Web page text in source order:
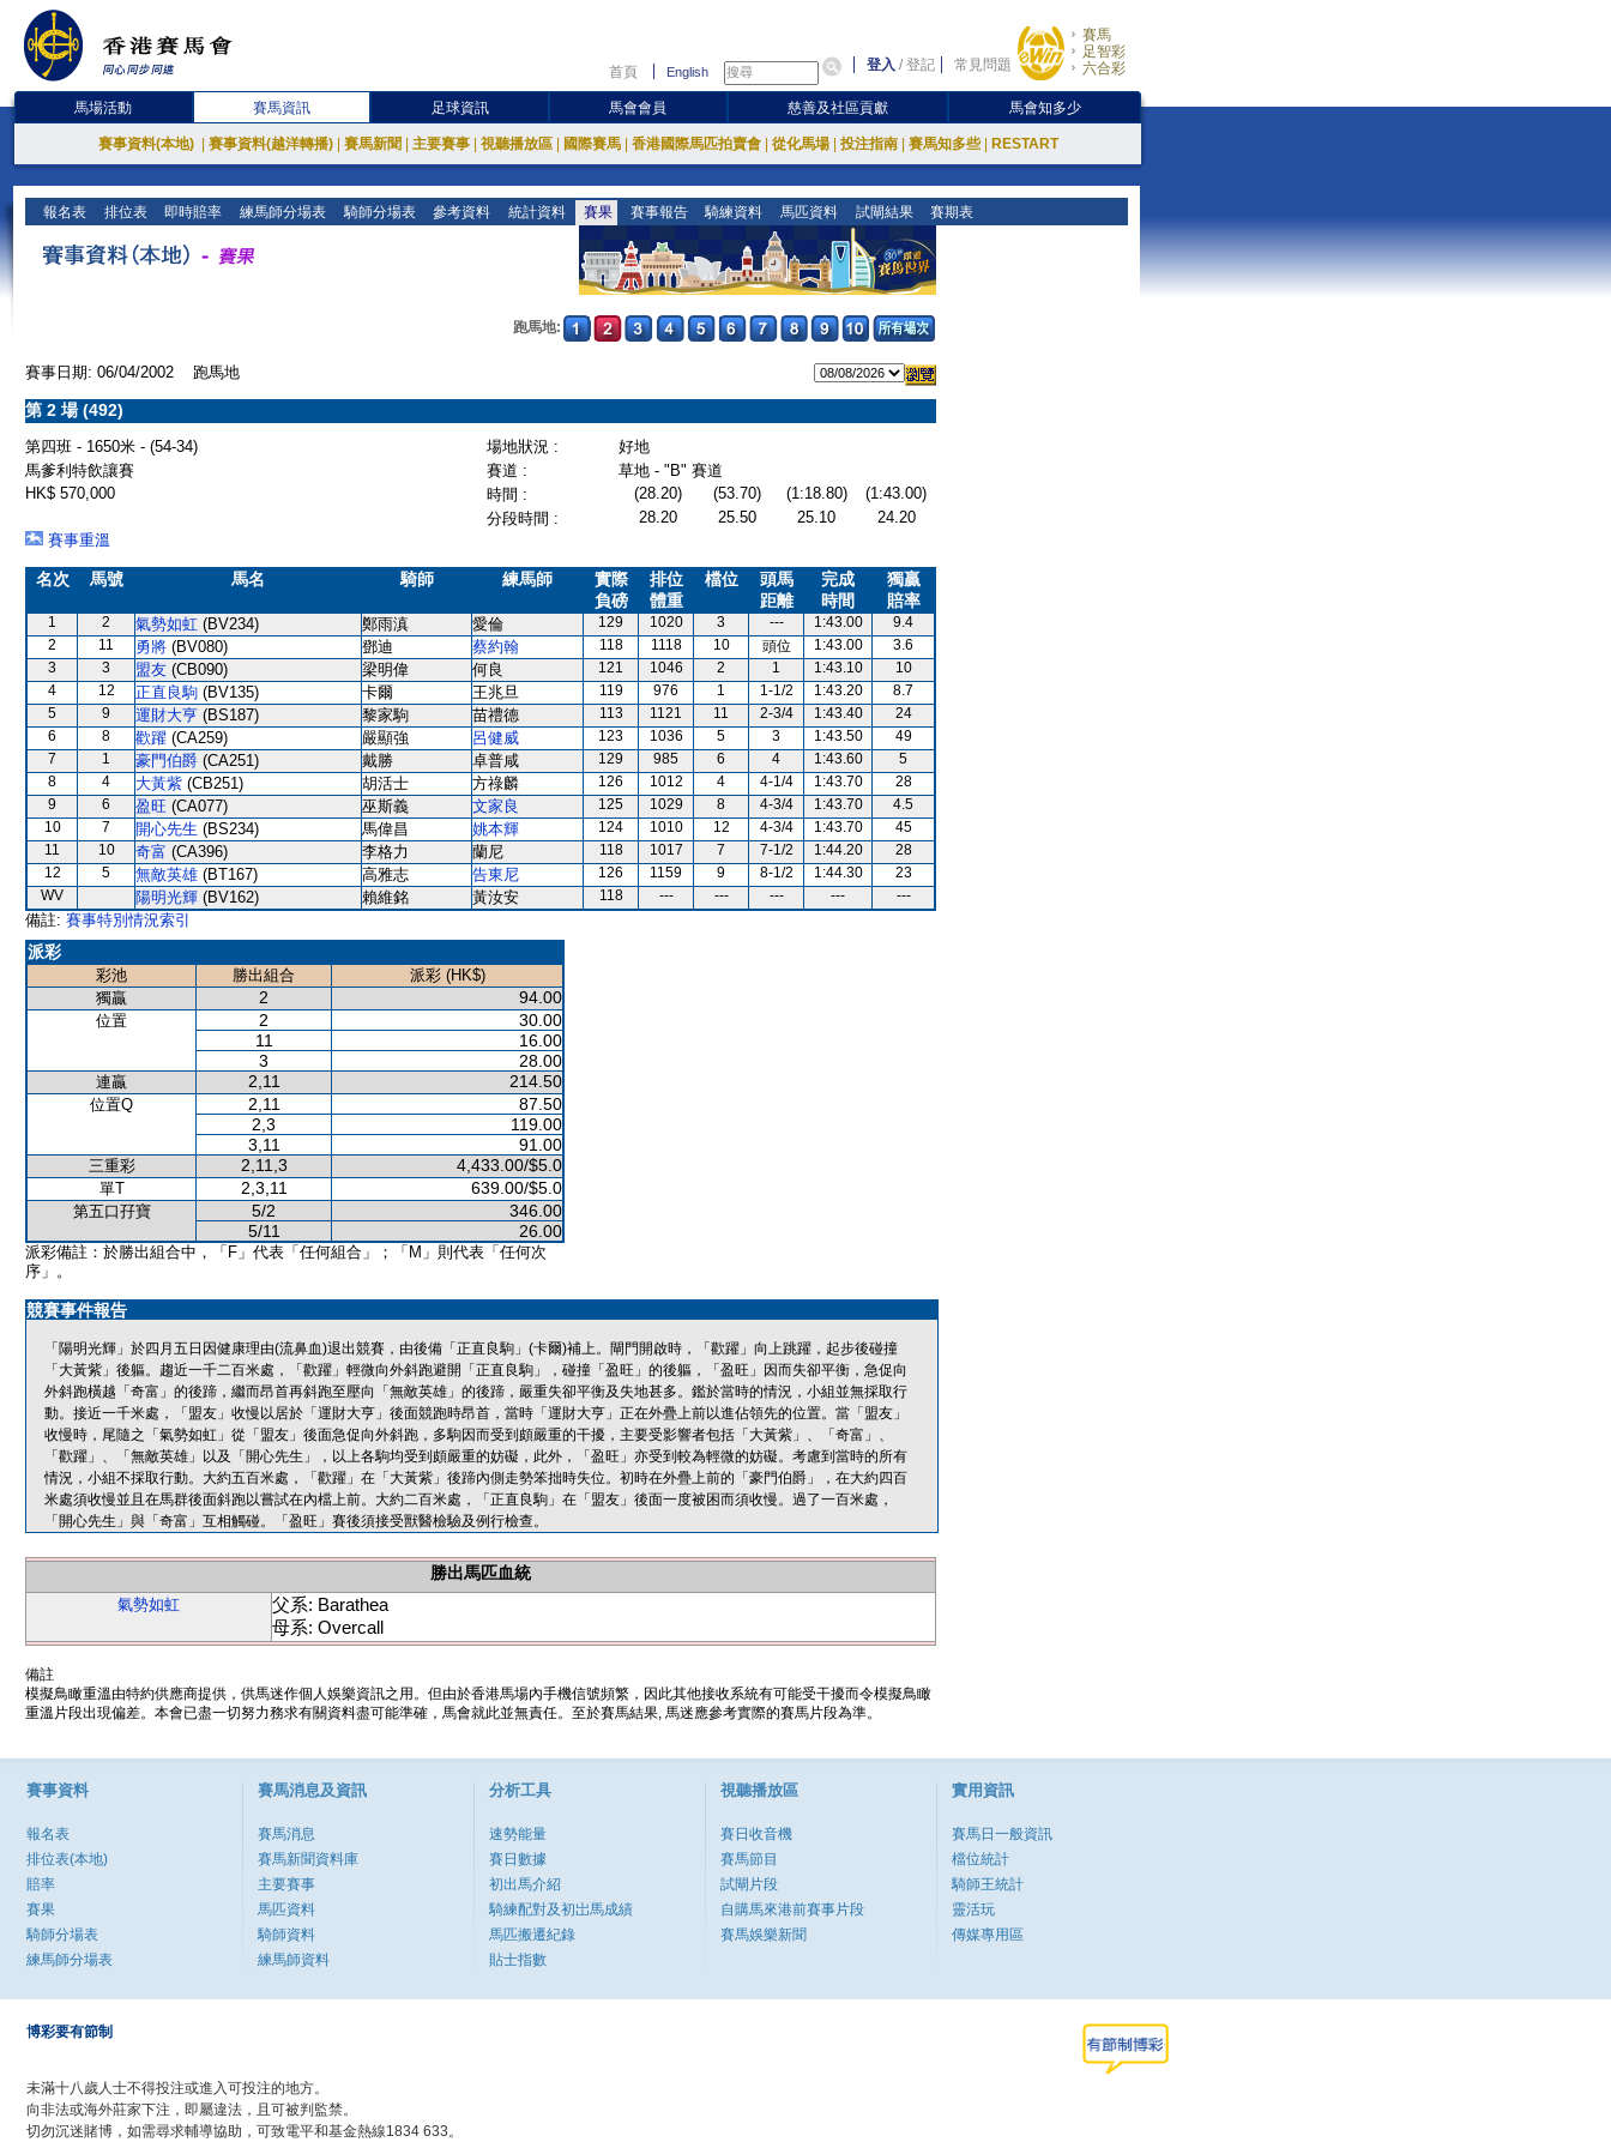
首頁 English 登入 /登記 常見問題
賽馬
足智彩
六合彩
馬場活動 賽馬資訊 足球資訊 馬會會員 慈善及社區貢獻 馬會知多少
賽事資料(本地) 賽事資料(越洋轉播) 賽馬新聞 主要賽事 視聽播放區 國際賽馬 香港國際馬匹拍賣會 從化馬場 投注指南 賽馬知多些 RESTART
報名表 排位表 即時賠率 練馬師分場表 騎師分場表 參考資料 統計資料 賽果 賽事報告 騎練資料 馬匹資料 試閘結果 賽期表
跑馬地:
賽事日期: 06/04/2002 跑馬地
第 2 場 (492)
第四班 - 1650米 - (54-34) 場地狀況 :
好地
馬爹利特飲讓賽
賽道 :
草地 - "B" 賽道
HK$ 570,000
時間 : (28.20) (53.70) (1:18.80)
(1:43.00)
分段時間 :
28.20 25.50 25.10
24.20
賽事重溫
名次 馬號 馬名 騎師 練馬師
實際
負磅
排位
體重
檔位
頭馬
距離
完成
時間
獨贏
賠率
1 2 氣勢如虹 (BV234) 鄭雨滇 愛倫 129 1020 3 --- 1:43.00
9.4
2
11 勇將 (BV080) 鄧迪 蔡約翰 118 1118 10 頭位 1:43.00
3.6
3
3 盟友 (CB090) 梁明偉 何良 121 1046 2 1 1:43.10
10
4
12 正直良駒 (BV135) 卡爾 王兆旦 119 976 1 1-1/2 1:43.20
8.7
5
9 運財大亨 (BS187) 黎家駒 苗禮德 113 1121 11 2-3/4 1:43.40
24
6
8 歡躍 (CA259) 嚴顯強 呂健威 123 1036 5 3 1:43.50
49
7
1 豪門伯爵 (CA251) 戴勝 卓普咸 129 985 6 4 1:43.60
5
8
4 大黃紫 (CB251) 胡活士 方祿麟 126 1012 4 4-1/4 1:43.70
28
9
6 盈旺 (CA077) 巫斯義 文家良 125 1029 8 4-3/4 1:43.70
4.5
10
7 開心先生 (BS234) 馬偉昌 姚本輝 124 1010 12 4-3/4 1:43.70
45
11
10 奇富 (CA396) 李格力 蘭尼 118 1017 7 7-1/2 1:44.20
28
12
5 無敵英雄 (BT167) 高雅志 告東尼 126 1159 9 8-1/2 1:44.30
23
WV
陽明光輝 (BV162) 賴維銘 黃汝安 118 --- --- --- --- ---
備註: 賽事特別情況索引
派彩
彩池 勝出組合
派彩 (HK$)
獨贏
2 94.00
位置 2
30.00
11
16.00
3
28.00
連贏 2,11 214.50
位置Q 2,11
87.50
2,3
119.00
3,11
91.00
三重彩 2,11,3 4,433.00/$5.0
單T 2,3,11 639.00/$5.0
第五口孖寶 5/2
346.00
5/11
26.00
派彩備註：於勝出組合中，「F」代表「任何組合」；「M」則代表「任何次
序」。
競賽事件報告
「陽明光輝」於四月五日因健康理由(流鼻血)退出競賽，由後備「正直良駒」(卡爾)補上。閘門開啟時，「歡躍」向上跳躍，起步後碰撞
「大黃紫」後軀。趨近一千二百米處，「歡躍」輕微向外斜跑避開「正直良駒」，碰撞「盈旺」的後軀，「盈旺」因而失卻平衡，急促向
外斜跑橫越「奇富」的後蹄，繼而昂首再斜跑至壓向「無敵英雄」的後蹄，嚴重失卻平衡及失地甚多。鑑於當時的情況，小組並無採取行
動。接近一千米處，「盟友」收慢以居於「運財大亨」後面競跑時昂首，當時「運財大亨」正在外疊上前以進佔領先的位置。當「盟友」
收慢時，尾隨之「氣勢如虹」從「盟友」後面急促向外斜跑，多駒因而受到頗嚴重的干擾，主要受影響者包括「大黃紫」、「奇富」、
「歡躍」、「無敵英雄」以及「開心先生」，以上各駒均受到頗嚴重的妨礙，此外，「盈旺」亦受到較為輕微的妨礙。考慮到當時的所有
情況，小組不採取行動。大約五百米處，「歡躍」在「大黃紫」後蹄內側走勢笨拙時失位。初時在外疊上前的「豪門伯爵」，在大約四百
米處須收慢並且在馬群後面斜跑以嘗試在內檔上前。大約二百米處，「正直良駒」在「盟友」後面一度被困而須收慢。過了一百米處，
「開心先生」與「奇富」互相觸碰。「盈旺」賽後須接受獸醫檢驗及例行檢查。
勝出馬匹血統
氣勢如虹
父系: Barathea
母系: Overcall
備註
模擬鳥瞰重溫由特約供應商提供，供馬迷作個人娛樂資訊之用。但由於香港馬場內手機信號頻繁，因此其他接收系統有可能受干擾而令模擬鳥瞰
重溫片段出現偏差。本會已盡一切努力務求有關資料盡可能準確，馬會就此並無責任。至於賽馬結果, 馬迷應參考實際的賽馬片段為準。
賽事資料
報名表
排位表(本地)
賠率
賽果
騎師分場表
練馬師分場表
賽馬消息及資訊
賽馬消息
賽馬新聞資料庫
主要賽事
馬匹資料
騎師資料
練馬師資料
分析工具
速勢能量
賽日數據
初出馬介紹
騎練配對及初岀馬成績
馬匹搬遷紀錄
貼士指數
視聽播放區
賽日收音機
賽馬節目
試閘片段
自購馬來港前賽事片段
賽馬娛樂新聞
實用資訊
賽馬日一般資訊
檔位統計
騎師王統計
靈活玩
傳媒專用區
博彩要有節制
未滿十八歲人士不得投注或進入可投注的地方。
向非法或海外莊家下注，即屬違法，且可被判監禁。
切勿沉迷賭博，如需尋求輔導協助，可致電平和基金熱線1834 633。